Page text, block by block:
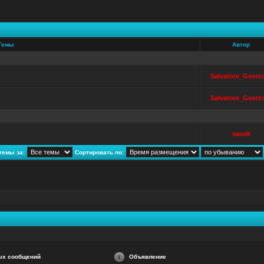
Автор
sanek
за: Сортировать по:
сообщений
Объявление